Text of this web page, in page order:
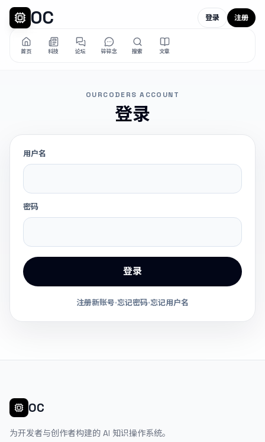
OC
首页 科技 论坛 碎碎念 搜索 文章
登录 注册
OURCODERS ACCOUNT
登录
用户名
密码
登录
注册新账号·忘记密码·忘记用户名
OC
为开发者与创作者构建的 AI 知识操作系统。